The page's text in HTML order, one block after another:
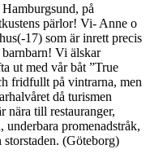
på
pärlor! Vi- Anne o
17) som är inrett precis
Vi älskar
ut med vår båt ”True
fridfullt på vintrarna, men
då turismen
nära till restauranger,
underbara promenadstråk,
(Göteborg)